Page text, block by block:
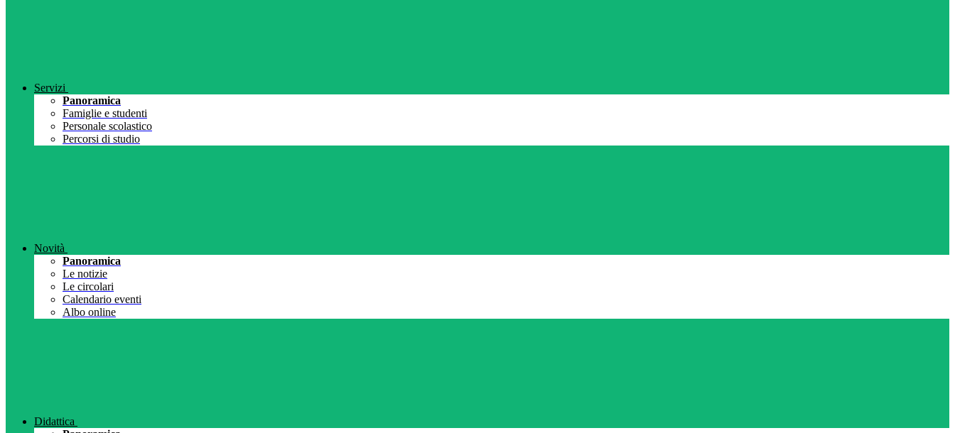
Servizi
Panoramica
Famiglie e studenti
Personale scolastico
Percorsi di studio
Novità
Panoramica
Le notizie
Le circolari
Calendario eventi
Albo online
Didattica